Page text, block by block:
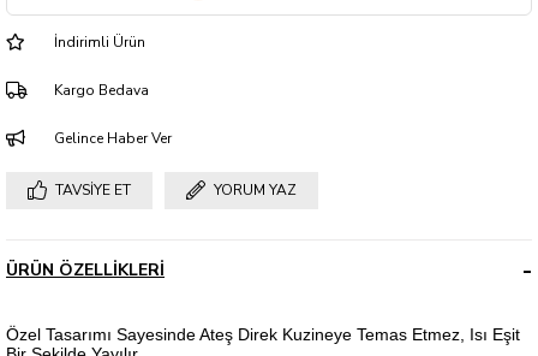
İndirimli Ürün
Kargo Bedava
Gelince Haber Ver
TAVSIYE ET YORUM YAZ
ÜRÜN ÖZELLIKLERI
Özel Tasarımı Sayesinde Ateş Direk Kuzineye Temas Etmez, Isı Eşit